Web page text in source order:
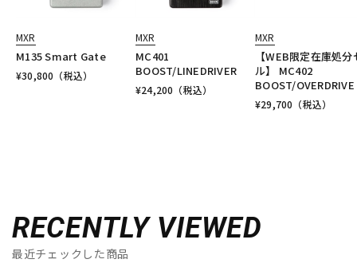
MXR
M135 Smart Gate
¥30,800 （税込）
MXR
MC401
BOOST/LINEDRIVER
¥24,200 （税込）
MXR
【WEB限定在庫処分
ル】 MC402
BOOST/OVERDRIVE
¥29,700 （税込）
RECENTLY VIEWED
最近チェックした商品